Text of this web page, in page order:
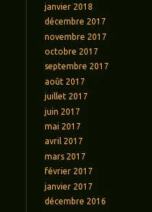
janvier 2018
décembre 2017
novembre 2017
octobre 2017
septembre 2017
août 2017
juillet 2017
juin 2017
mai 2017
avril 2017
mars 2017
février 2017
janvier 2017
décembre 2016